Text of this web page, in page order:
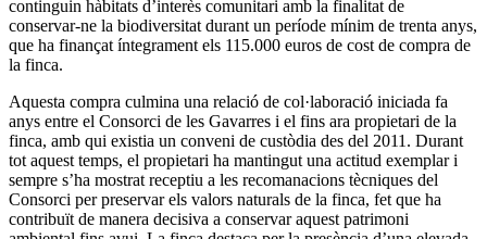
continguin hàbitats d’interès comunitari amb la finalitat de
conservar-ne la biodiversitat durant un període mínim de trenta anys,
que ha finançat íntegrament els 115.000 euros de cost de compra de
la finca.
Aquesta compra culmina una relació de col·laboració iniciada fa
anys entre el Consorci de les Gavarres i el fins ara propietari de la
finca, amb qui existia un conveni de custòdia des del 2011. Durant
tot aquest temps, el propietari ha mantingut una actitud exemplar i
sempre s’ha mostrat receptiu a les recomanacions tècniques del
Consorci per preservar els valors naturals de la finca, fet que ha
contribuït de manera decisiva a conservar aquest patrimoni